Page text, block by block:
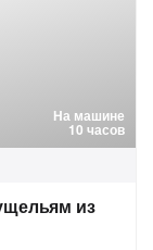
На машине
10 часов
из